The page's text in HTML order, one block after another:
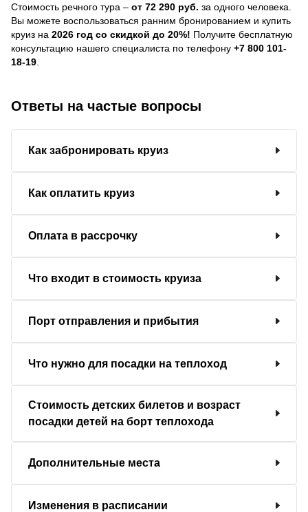
Стоимость речного тура – от 72 290 руб. за одного человека.
Вы можете воспользоваться ранним бронированием и купить
круиз на 2026 год со скидкой до 20%! Получите бесплатную
консультацию нашего специалиста по телефону +7 800 101-
18-19
Ответы на частые вопросы
Как забронировать круиз
Как оплатить круиз
Оплата в рассрочку
Что входит в стоимость круиза
Порт отправления и прибытия
Что нужно для посадки на теплоход
Стоимость детских билетов и возраст
посадки детей на борт теплохода
Дополнительные места
Изменения в расписании